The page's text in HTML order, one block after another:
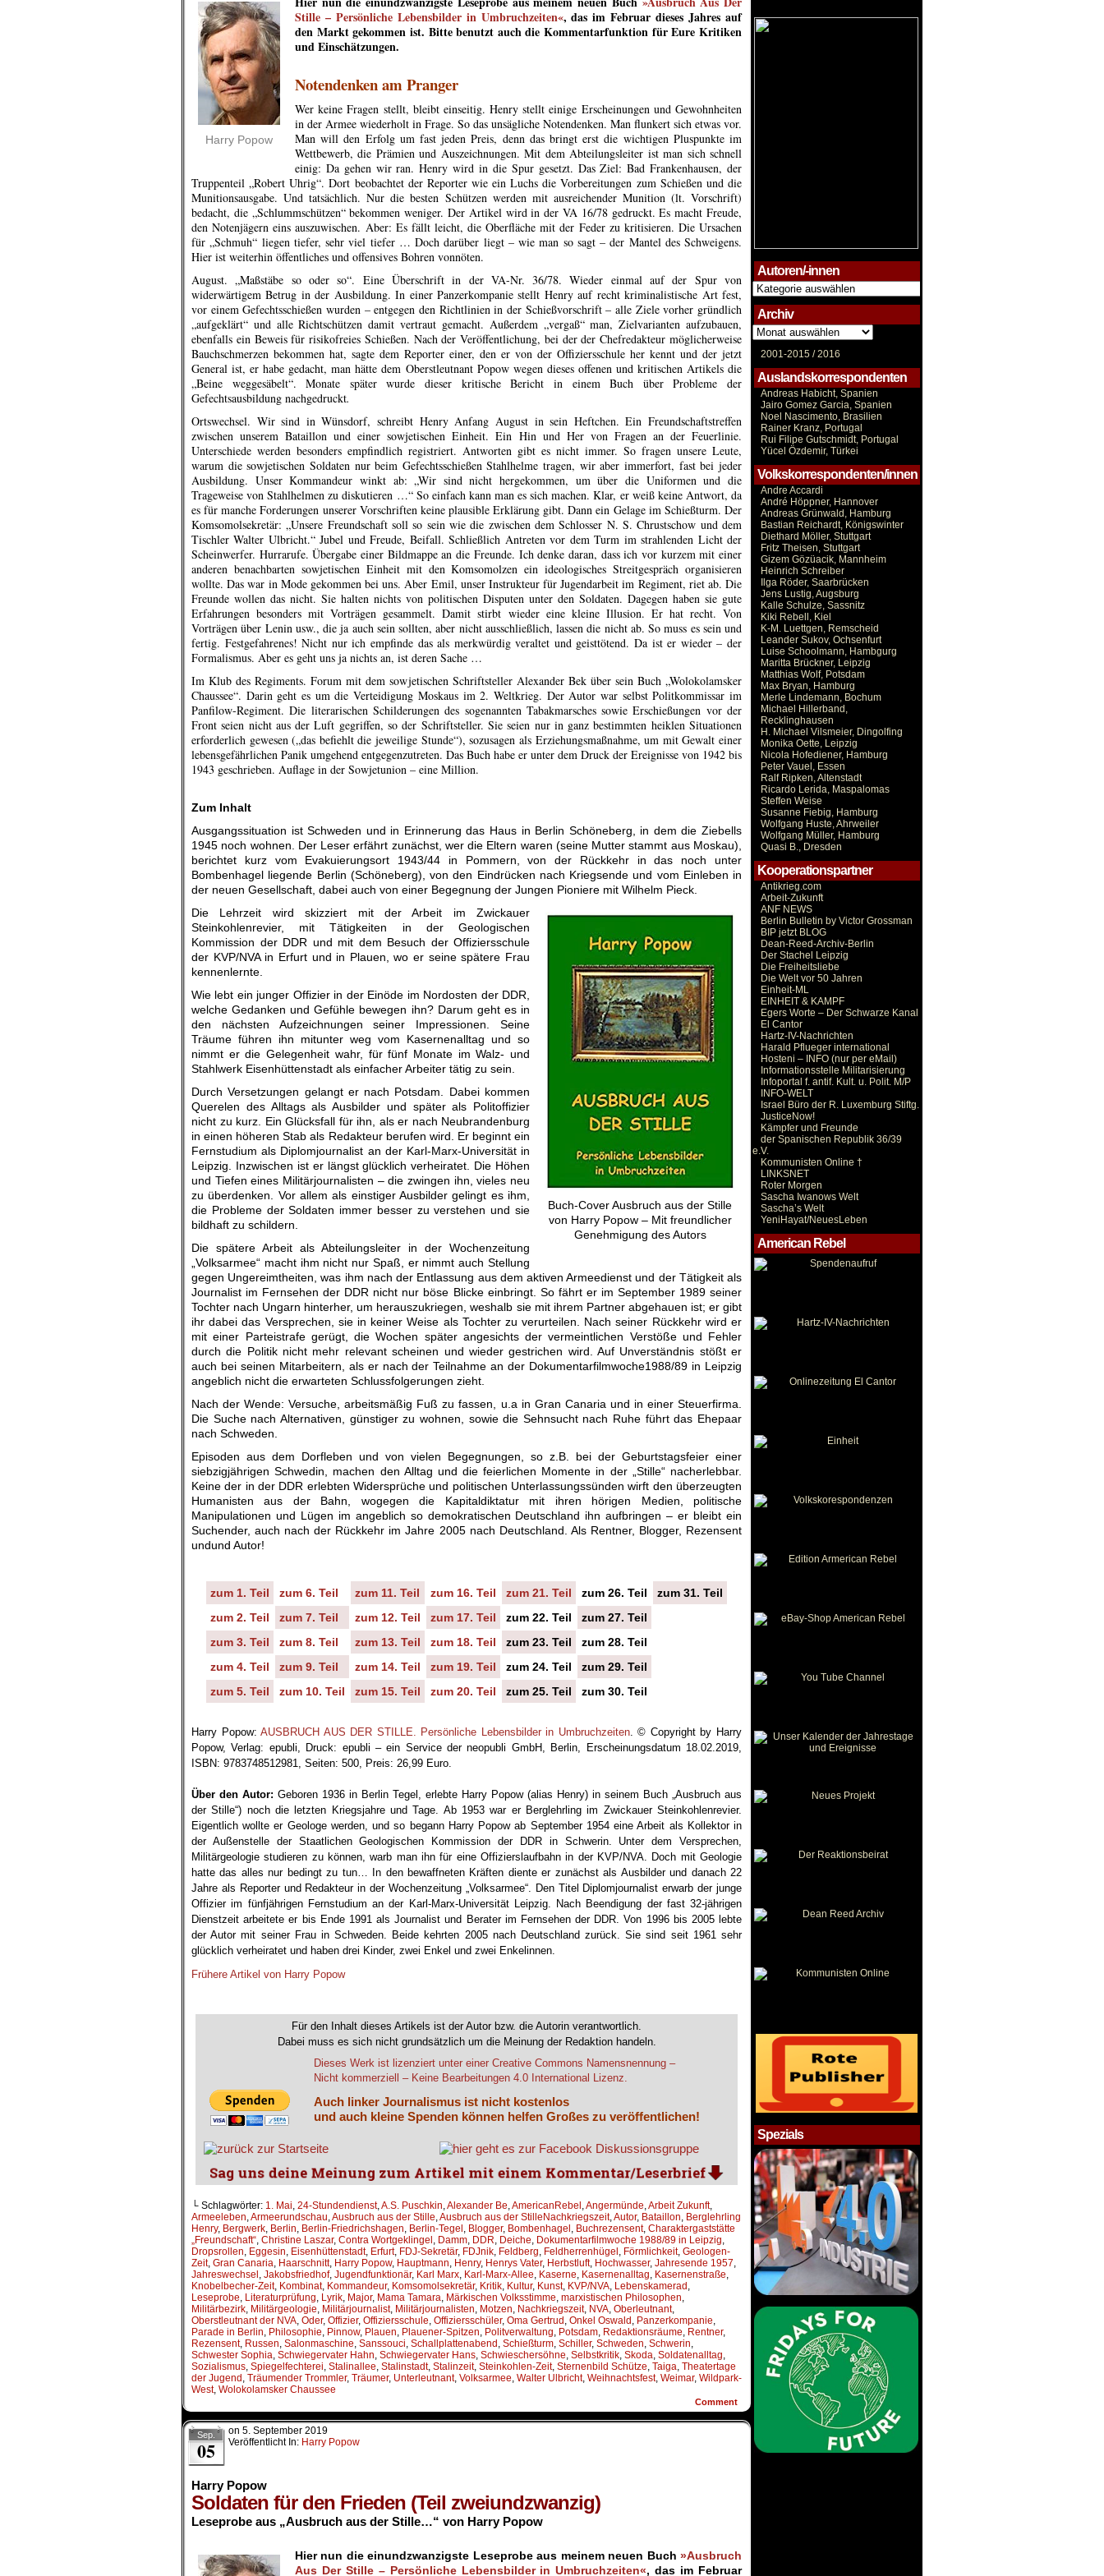
Harry Popow
Stille – Persönliche Lebensbilder in Umbruchzeiten«, das im Februar dieses Jahres auf
den Markt gekommen ist. Bitte benutzt auch die Kommentarfunktion für Eure Kritiken
und Einschätzungen.
Notendenken am Pranger
Wer keine Fragen stellt, bleibt einseitig. Henry stellt einige Erscheinungen und Gewohnheiten
in der Armee wiederholt in Frage. So das unsägliche Notendenken. Man flunkert sich etwas vor.
Man will den Erfolg um fast jeden Preis, denn das bringt erst die wichtigen Pluspunkte im
Wettbewerb, die Prämien und Auszeichnungen. Mit dem Abteilungsleiter ist man sich schnell
einig: Da gehen wir ran. Henry wird in die Spur gesetzt. Das Ziel: Bad Frankenhausen, der
Truppenteil „Robert Uhrig“. Dort beobachtet der Reporter wie ein Luchs die Vorbereitungen zum Schießen und die
Munitionsausgabe. Und tatsächlich. Nur die besten Schützen werden mit ausreichender Munition (lt. Vorschrift)
bedacht, die „Schlummschützen“ bekommen weniger. Der Artikel wird in der VA 16/78 gedruckt. Es macht Freude,
den Notenjägern eins auszuwischen. Aber: Es fällt leicht, die Oberfläche mit der Feder zu kritisieren. Die Ursachen
für „Schmuh“ liegen tiefer, sehr viel tiefer … Doch darüber liegt – wie man so sagt – der Mantel des Schweigens.
Hier ist weiterhin öffentliches und offensives Bohren vonnöten.
August. „Maßstäbe so oder so“. Eine Überschrift in der VA-Nr. 36/78. Wieder einmal auf der Spur von
widerwärtigem Betrug in der Ausbildung. In einer Panzerkompanie stellt Henry auf recht kriminalistische Art fest,
vor einem Gefechtsschießen wurden – entgegen den Richtlinien in der Schießvorschrift – alle Ziele vorher gründlich
„aufgeklärt“ und alle Richtschützen damit vertraut gemacht. Außerdem „vergaß“ man, Zielvarianten aufzubauen,
ebenfalls ein Beweis für risikofreies Schießen. Nach der Veröffentlichung, bei der der Chefredakteur möglicherweise
Bauchschmerzen bekommen hat, sagte dem Reporter einer, den er von der Offiziersschule her kennt und der jetzt
General ist, er habe gedacht, man hätte dem Oberstleutnant Popow wegen dieses offenen und kritischen Artikels die
„Beine weggesäbelt“. Monate später wurde dieser kritische Bericht in einem Buch über Probleme der
Gefechtsausbildung nachgedruckt.
Ortswechsel. Wir sind in Wünsdorf, schreibt Henry Anfang August in sein Heftchen. Ein Freundschaftstreffen
zwischen unserem Bataillon und einer sowjetischen Einheit. Ein Hin und Her von Fragen an der Feuerlinie.
Unterschiede werden besonders empfindlich registriert. Antworten gibt es nicht immer. So fragen unsere Leute,
warum die sowjetischen Soldaten nur beim Gefechtsschießen Stahlhelme tragen, wir aber immerfort, fast bei jeder
Ausbildung. Unser Kommandeur winkt ab: „Wir sind nicht hergekommen, um über die Uniformen und die
Trageweise von Stahlhelmen zu diskutieren …“ So einfach kann man es sich machen. Klar, er weiß keine Antwort, da
es für manche Forderungen unserer Vorschriften keine plausible Erklärung gibt. Dann ein Gelage im Schießturm. Der
Komsomolsekretär: „Unsere Freundschaft soll so sein wie die zwischen dem Schlosser N. S. Chrustschow und dem
Tischler Walter Ulbricht.“ Jubel und Freude, Beifall. Schließlich Antreten vor dem Turm im strahlenden Licht der
Scheinwerfer. Hurrarufe. Übergabe einer Bildmappe an die Freunde. Ich denke daran, dass ich vor kurzem mit einer
anderen benachbarten sowjetischen Einheit mit den Komsomolzen ein ideologisches Streitgespräch organisieren
wollte. Das war in Mode gekommen bei uns. Aber Emil, unser Instrukteur für Jugendarbeit im Regiment, riet ab. Die
Freunde wollen das nicht. Sie halten nichts von politischen Disputen unter den Soldaten. Dagegen haben sie gute
Erfahrungen besonders mit Vorträgen gesammelt. Damit stirbt wieder eine kleine Illusion. Er hat recht. Von
Vorträgen über Lenin usw., die ja auch sein sollten, aber nicht ausschließlich, lassen die nicht ab. So muss es sein und
fertig. Festgefahrenes! Nicht nur ich empfinde das als merkwürdig veraltet und geisttötend. Da ist er wieder – der
Formalismus. Aber es geht uns ja nichts an, ist deren Sache …
Im Klub des Regiments. Forum mit dem sowjetischen Schriftsteller Alexander Bek über sein Buch „Wolokolamsker
Chaussee“. Darin geht es um die Verteidigung Moskaus im 2. Weltkrieg. Der Autor war selbst Politkommissar im
Panfilow-Regiment. Die literarischen Schilderungen des sogenannten Tabakmarsches sowie Erschießungen vor der
Front seien nicht aus der Luft gegriffen, so der Schriftsteller. Sie seien nur in ganz bestimmten heiklen Situationen
erforderlich gewesen („das befiehlt die jeweilige Stunde“), sozusagen als Erziehungsmaßnahme, um mit Gewalt einer
lebensgefährlichen Panik umgehend entgegenzutreten. Das Buch habe er unter dem Druck der Ereignisse von 1942 bis
1943 geschrieben. Auflage in der Sowjetunion – eine Million.
Zum Inhalt
Ausgangssituation ist Schweden und in Erinnerung das Haus in Berlin Schöneberg, in dem die Ziebells
1945 noch wohnen. Der Leser erfährt zunächst, wer die Eltern waren (seine Mutter stammt aus Moskau),
berichtet kurz vom Evakuierungsort 1943/44 in Pommern, von der Rückkehr in das noch unter
Bombenhagel liegende Berlin (Schöneberg), von den Eindrücken nach Kriegsende und vom Einleben in
der neuen Gesellschaft, dabei auch von einer Begegnung der Jungen Pioniere mit Wilhelm Pieck.
Buch-Cover Ausbruch aus der Stille
von Harry Popow – Mit freundlicher
Genehmigung des Autors
Die Lehrzeit wird skizziert mit der Arbeit im Zwickauer
Steinkohlenrevier, mit Tätigkeiten in der Geologischen
Kommission der DDR und mit dem Besuch der Offiziersschule
der KVP/NVA in Erfurt und in Plauen, wo er seine spätere Frau
kennenlernte.
Wie lebt ein junger Offizier in der Einöde im Nordosten der DDR,
welche Gedanken und Gefühle bewegen ihn? Darum geht es in
den nächsten Aufzeichnungen seiner Impressionen. Seine
Träume führen ihn mitunter weg vom Kasernenalltag und so
nimmt er die Gelegenheit wahr, für fünf Monate im Walz- und
Stahlwerk Eisenhüttenstadt als einfacher Arbeiter tätig zu sein.
Durch Versetzungen gelangt er nach Potsdam. Dabei kommen
Querelen des Alltags als Ausbilder und später als Politoffizier
nicht zu kurz. Ein Glücksfall für ihn, als er nach Neubrandenburg
in einen höheren Stab als Redakteur berufen wird. Er beginnt ein
Fernstudium als Diplomjournalist an der Karl-Marx-Universität in
Leipzig. Inzwischen ist er längst glücklich verheiratet. Die Höhen
und Tiefen eines Militärjournalisten – die zwingen ihn, vieles neu
zu überdenken. Vor allem als einstiger Ausbilder gelingt es ihm,
die Probleme der Soldaten immer besser zu verstehen und sie
bildhaft zu schildern.
Die spätere Arbeit als Abteilungsleiter in der Wochenzeitung
„Volksarmee“ macht ihm nicht nur Spaß, er nimmt auch Stellung
gegen Ungereimtheiten, was ihm nach der Entlassung aus dem aktiven Armeedienst und der Tätigkeit als
Journalist im Fernsehen der DDR nicht nur böse Blicke einbringt. So fährt er im September 1989 seiner
Tochter nach Ungarn hinterher, um herauszukriegen, weshalb sie mit ihrem Partner abgehauen ist; er gibt
ihr dabei das Versprechen, sie in keiner Weise als Tochter zu verurteilen. Nach seiner Rückkehr wird er
mit einer Parteistrafe gerügt, die Wochen später angesichts der vermeintlichen Verstöße und Fehler
durch die Politik nicht mehr relevant scheinen und wieder gestrichen wird. Auf Unverständnis stößt er
auch bei seinen Mitarbeitern, als er nach der Teilnahme an der Dokumentarfilmwoche1988/89 in Leipzig
angeblich nicht die erwarteten Schlussfolgerungen zieht.
Nach der Wende: Versuche, arbeitsmäßig Fuß zu fassen, u.a in Gran Canaria und in einer Steuerfirma.
Die Suche nach Alternativen, günstiger zu wohnen, sowie die Sehnsucht nach Ruhe führt das Ehepaar
nach Schweden.
Episoden aus dem Dorfleben und von vielen Begegnungen, so z.B. bei der Geburtstagsfeier einer
siebzigjährigen Schwedin, machen den Alltag und die feierlichen Momente in der „Stille“ nacherlebbar.
Keine der in der DDR erlebten Widersprüche und politischen Unterlassungssünden wirft den überzeugten
Humanisten aus der Bahn, wogegen die Kapitaldiktatur mit ihren hörigen Medien, politische
Manipulationen und Lügen im angeblich so demokratischen Deutschland ihn aufbringen – er bleibt ein
Suchender, auch nach der Rückkehr im Jahre 2005 nach Deutschland. Als Rentner, Blogger, Rezensent
undund Autor!
zum 1. Teil zum 6. Teil zum 11. Teil zum 16. Teil zum 21. Teil zum 26. Teil
zum 31. Teil
zum 2. Teil
zum 7. Teil zum 12. Teil zum 17. Teil zum 22. Teil
zum 27. Teil
zum 3. Teil
zum 8. Teil zum 13. Teil zum 18. Teil zum 23. Teil
zum 28. Teil
zum 4. Teil
zum 9. Teil zum 14. Teil zum 19. Teil zum 24. Teil
zum 29. Teil
zum 5. Teil
zum 10. Teil zum 15. Teil zum 20. Teil zum 25. Teil zum 30. Teil
Harry Popow:AUSBRUCH AUS DER STILLE. Persönliche Lebensbilder in Umbruchzeiten. © Copyright by Harry
Popow, Verlag: epubli, Druck: epubli – ein Service der neopubli GmbH, Berlin, Erscheinungsdatum 18.02.2019,
ISBN: 9783748512981, Seiten: 500, Preis: 26,99 Euro.
Über den Autor: Geboren 1936 in Berlin Tegel, erlebte Harry Popow (alias Henry) in seinem Buch „Ausbruch aus
der Stille“) noch die letzten Kriegsjahre und Tage. Ab 1953 war er Berglehrling im Zwickauer Steinkohlenrevier.
Eigentlich wollte er Geologe werden, und so begann Harry Popow ab September 1954 eine Arbeit als Kollektor in
der Außenstelle der Staatlichen Geologischen Kommission der DDR in Schwerin. Unter dem Versprechen,
Militärgeologie studieren zu können, warb man ihn für eine Offizierslaufbahn in der KVP/NVA. Doch mit Geologie
hatte das alles nur bedingt zu tun… In den bewaffneten Kräften diente er zunächst als Ausbilder und danach 22
Jahre als Reporter und Redakteur in der Wochenzeitung „Volksarmee“. Den Titel Diplomjournalist erwarb der junge
Offizier im fünfjährigen Fernstudium an der Karl-Marx-Universität Leipzig. Nach Beendigung der fast 32-jährigen
Dienstzeit arbeitete er bis Ende 1991 als Journalist und Berater im Fernsehen der DDR. Von 1996 bis 2005 lebte
der Autor mit seiner Frau in Schweden. Beide kehrten 2005 nach Deutschland zurück. Sie sind seit 1961 sehr
glücklich verheiratet und haben drei Kinder, zwei Enkel und zwei Enkelinnen.
Frühere Artikel von Harry Popow
Für den Inhalt dieses Artikels ist der Autor bzw. die Autorin verantwortlich.
Dabei muss es sich nicht grundsätzlich um die Meinung der Redaktion handeln.
Dieses Werk ist lizenziert unter einer Creative Commons Namensnennung –
Nicht kommerziell – Keine Bearbeitungen 4.0 International Lizenz.
Auch linker Journalismus ist nicht kostenlos
und auch kleine Spenden können helfen Großes zu veröffentlichen!
└ Schlagwörter: 1. Mai, 24-Stundendienst,A.S. Puschkin,Alexander Be,AmericanRebel ,Angermünde,Arbeit Zukunft,
Armeeleben,Armeerundschau,Ausbruch aus der Stille,Ausbruch aus der StilleNachkriegszeit,Autor, Bataillon, Berglehrling
Henry, Bergwerk, Berlin, Berlin-Friedrichshagen, Berlin-Tegel , Blogger, Bombenhagel , Buchrezensent, Charaktergaststätte
„Freundschaft“, Christine Laszar, Contra Wortgeklingel , Damm, DDR, Deiche, Dokumentarfilmwoche 1988/89 in Leipzig,
Dropsrollen, Eggesin, Eisenhüttenstadt, Erfurt, FDJ-Sekretär, FDJnik, Feldberg, Feldherrenhügel , Förmlichkeit, Geologen-
Zeit, Gran Canaria, Haarschnitt, Harry Popow, Hauptmann, Henry, Henrys Vater, Herbstluft, Hochwasser, Jahresende 1957,
Jahreswechsel , Jakobsfriedhof, Jugendfunktionär, Karl Marx, Karl-Marx-Allee, Kaserne, Kasernenalltag, Kasernenstraße,
Knobelbecher-Zeit, Kombinat, Kommandeur, Komsomolsekretär, Kritik, Kultur, Kunst, KVP/NVA, Lebenskamerad ,
Leseprobe, Literaturprüfung, Lyrik, Major, Mama Tamara, Märkischen Volksstimme, marxistischen Philosophen,
Militärbezirk, Militärgeologie, Militärjournalist, Militärjournalisten, Motzen, Nachkriegszeit, NVA, Oberleutnant,
Oberstleutnant der NVA, Oder, Offizier, Offiziersschule, Offiziersschüler, Oma Gertrud , Onkel Oswald , Panzerkompanie,
Parade in Berlin, Philosophie, Pinnow, Plauen, Plauener-Spitzen, Politverwaltung, Potsdam, Redaktionsräume, Rentner,
Rezensent, Russen, Salonmaschine, Sanssouci, Schallplattenabend , Schießturm, Schiller, Schweden, Schwerin,
Schwester Sophia, Schwiegervater Hahn, Schwiegervater Hans, Schwieschersöhne, Selbstkritik, Skoda, Soldatenalltag,
Sozialismus, Spiegelfechterei, Stalinallee, Stalinstadt, Stalinzeit, Steinkohlen-Zeit, Sternenbild Schütze, Taiga, Theatertage
der Jugend , Träumender Trommler, Träumer, Unterleutnant, Volksarmee, Walter Ulbricht, Weihnachtsfest, Weimar, Wildpark-
West, Wolokolamsker Chaussee
Comment
Sep.
05
on 5. September 2019
Veröffentlicht In: Harry Popow
Harry Popow
Soldaten für den Frieden (Teil zweiundzwanzig)
Leseprobe aus „Ausbruch aus der Stille…“ von Harry Popow
Hier nun die einundzwanzigste Leseprobe aus meinem neuen Buch »Ausbruch
Aus Der Stille – Persönliche Lebensbilder in Umbruchzeiten«, das im Februar
Autoren/-innen
Autoren/-
innen
Archiv
Archiv
2001-2015 /2016
Auslandskorrespondenten
Andreas Habicht, Spanien
Jairo Gomez Garcia, Spanien
Noel Nascimento, Brasilien
Rainer Kranz, Portugal
Rui Filipe Gutschmidt, Portugal
Yücel Özdemir, Türkei
Volkskorrespondenten/innen
Andre Accardi
André Höppner, Hannover
Andreas Grünwald, Hamburg
Bastian Reichardt, Königswinter
Diethard Möller, Stuttgart
Fritz Theisen, Stuttgart
Gizem Gözüacik, Mannheim
Heinrich Schreiber
Ilga Röder, Saarbrücken
Jens Lustig, Augsburg
Kalle Schulze, Sassnitz
Kiki Rebell, Kiel
K-M. Luettgen, Remscheid
Leander Sukov, Ochsenfurt
Luise Schoolmann, Hambgurg
Maritta Brückner, Leipzig
Matthias Wolf, Potsdam
Max Bryan, Hamburg
Merle Lindemann, Bochum
Michael Hillerband,
Recklinghausen
H. Michael Vilsmeier, Dingolfing
Monika Oette, Leipzig
Nicola Hofediener, Hamburg
Peter Vauel, Essen
Ralf Ripken, Altenstadt
Ricardo Lerida, Maspalomas
Steffen Weise
Susanne Fiebig, Hamburg
Wolfgang Huste, Ahrweiler
Wolfgang Müller, Hamburg
Quasi B., Dresden
Kooperationspartner
Antikrieg.com
Arbeit-Zukunft
ANF NEWS
Berlin Bulletin by Victor Grossman
BIP jetzt BLOG
Dean-Reed-Archiv-Berlin
Der Stachel Leipzig
Die Freiheitsliebe
Die Welt vor 50 Jahren
Einheit-ML
EINHEIT & KAMPF
Egers Worte – Der Schwarze Kanal
El Cantor
Hartz-IV-Nachrichten
Harald Pflueger international
Hosteni – INFO (nur per eMail)
Informationsstelle Militarisierung
Infoportal f. antif. Kult. u. Polit. M/P
INFO-WELT
Israel Büro der R. Luxemburg Stiftg.
JusticeNow!
Kämpfer und Freunde
der Spanischen Republik 36/39
e.V.
Kommunisten Online †
LINKSNET
Roter Morgen
Sascha Iwanows Welt
Sascha’s Welt
YeniHayat/NeuesLeben
American Rebel
Spezials